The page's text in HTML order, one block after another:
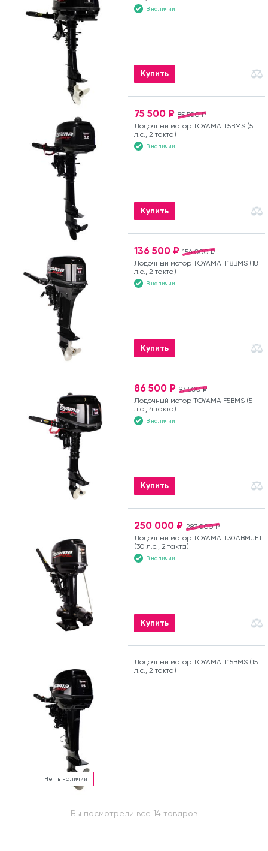
В наличии
Купить
85 500 ₽
75 500 ₽
Лодочный мотор TOYAMA T5BMS (5
л.с., 2 такта)
В наличии
Купить
154 000 ₽
136 500 ₽
Лодочный мотор TOYAMA T18BMS (18
л.с., 2 такта)
В наличии
Купить
97 500 ₽
86 500 ₽
Лодочный мотор TOYAMA F5BMS (5
л.с., 4 такта)
В наличии
Купить
283 000 ₽
250 000 ₽
Лодочный мотор TOYAMA T30ABMJET
(30 л.с., 2 такта)
В наличии
Купить
Нет в наличии
Лодочный мотор TOYAMA T15BMS (15
л.с., 2 такта)
Вы посмотрели все 14 товаров